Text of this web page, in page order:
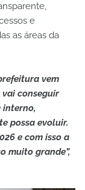
e
as áreas da
vem
conseguir
interno,
possa evoluir.
e com isso a
muito grande”,